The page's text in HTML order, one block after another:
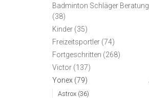
Badminton Schläger Beratung
(38)
Kinder (35)
Freizeitsportler (74)
Fortgeschritten (268)
Victor (137)
Yonex (79)
Astrox (36)